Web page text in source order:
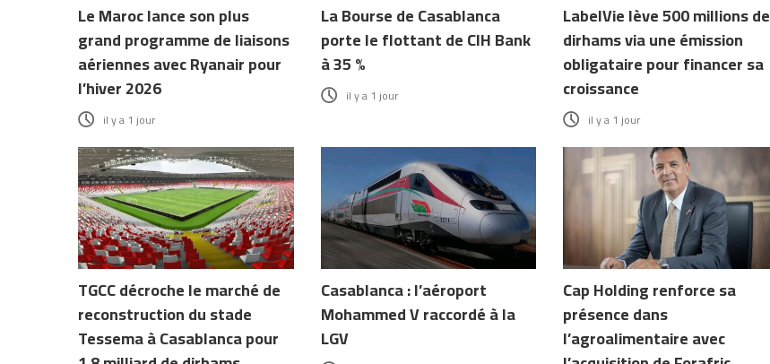
Le Maroc lance son plus
grand programme de liaisons
aériennes avec Ryanair pour
l’hiver 2026
il y a 1 jour
La Bourse de Casablanca
porte le flottant de CIH Bank
à 35 %
il y a 1 jour
LabelVie lève 500 millions de
dirhams via une émission
obligataire pour financer sa
croissance
il y a 1 jour
TGCC décroche le marché de
reconstruction du stade
Tessema à Casablanca pour
Casablanca : l’aéroport
Mohammed V raccordé à la
LGV
Cap Holding renforce sa
présence dans
l’agroalimentaire avec